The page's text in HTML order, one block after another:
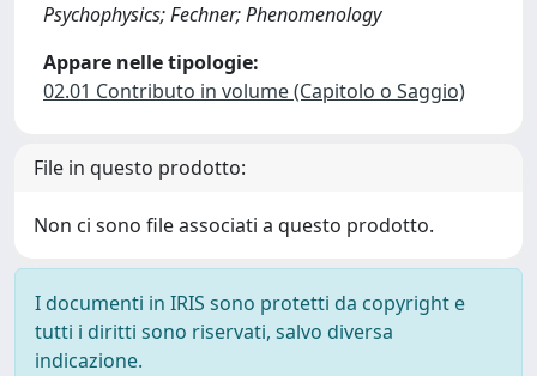
Psychophysics; Fechner; Phenomenology
Appare nelle tipologie:
02.01 Contributo in volume (Capitolo o Saggio)
File in questo prodotto:
Non ci sono file associati a questo prodotto.
I documenti in IRIS sono protetti da copyright e
tutti i diritti sono riservati, salvo diversa
indicazione.